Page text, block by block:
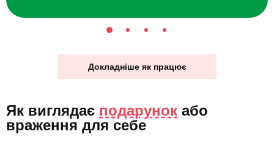
Докладніше як працює
Як виглядає подарунок або
враження для себе